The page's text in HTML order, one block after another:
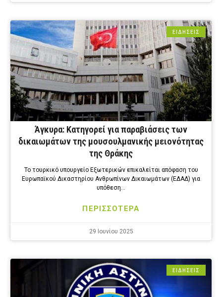
ΕΙΔΗΣΕΙΣ
Άγκυρα: Κατηγορεί για παραβιάσεις των
δικαιωμάτων της μουσουλμανικής μειονότητας
της Θράκης
Το τουρκικό υπουργείο Εξωτερικών επικαλείται απόφαση του
Ευρωπαϊκού Δικαστηρίου Ανθρωπίνων Δικαιωμάτων (ΕΔΑΔ) για
υπόθεση…
ΠΕΡΙΣΣΟΤΕΡΑ
29 Ιουνίου 2025
ΕΙΔΗΣΕΙΣ